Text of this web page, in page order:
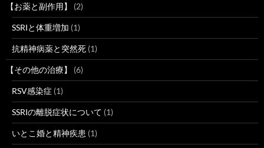
【お薬と副作用】 (2)
SSRIと体重増加 (1)
抗精神病薬と突然死 (1)
【その他の治療】 (6)
RSV感染症 (1)
SSRIの離脱症状について (1)
いとこ婚と精神疾患 (1)